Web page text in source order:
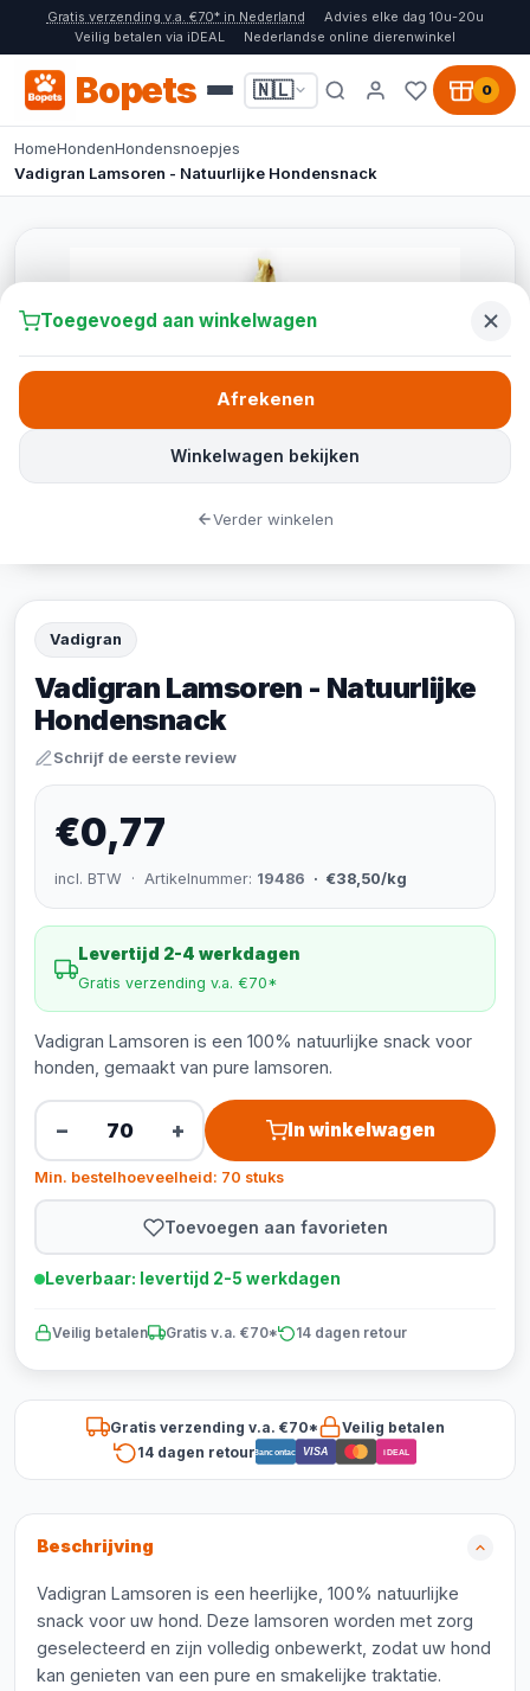
Gratis verzending v.a. €70* in Nederland
Advies elke dag 10u-20u
Veilig betalen via iDEAL
Nederlandse online dierenwinkel
Bopets 🇳🇱 0
HomeHondenHondensnoepjes
Vadigran Lamsoren - Natuurlijke Hondensnack
Vadigran
Vadigran Lamsoren - Natuurlijke
Hondensnack
Schrijf de eerste review
€0,77
incl. BTW · Artikelnummer: 19486 · €38,50/kg
Levertijd 2-4 werkdagen
Gratis verzending v.a. €70*
Vadigran Lamsoren is een 100% natuurlijke snack voor
honden, gemaakt van pure lamsoren.
− + In winkelwagen
Min. bestelhoeveelheid: 70 stuks
Toevoegen aan favorieten
Leverbaar: levertijd 2-5 werkdagen
Veilig betalen Gratis v.a. €70* 14 dagen retour
Gratis verzending v.a. €70*
Veilig betalen
14 dagen retourBancontact VISA iDEAL
Beschrijving
Vadigran Lamsoren is een heerlijke, 100% natuurlijke
snack voor uw hond. Deze lamsoren worden met zorg
geselecteerd en zijn volledig onbewerkt, zodat uw hond
kan genieten van een pure en smakelijke traktatie.
Toegevoegd aan winkelwagen
Winkelwagen bekijken
Afrekenen
Verder winkelen